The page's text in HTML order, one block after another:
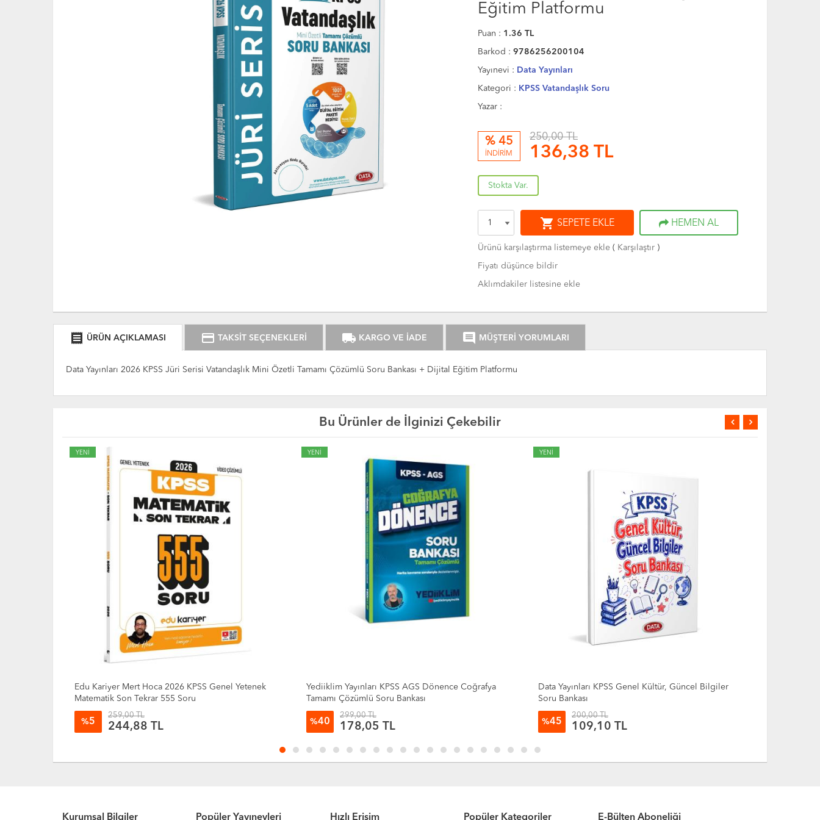
Eğitim Platformu
Puan : 1.36 TL
Barkod : 9786256200104
Yayınevi : Data Yayınları
Kategori : KPSS Vatandaşlık Soru
Yazar :
% 45
İNDİRİM
250,00 TL
136,38 TL
Stokta Var.
shopping_cart SEPETE EKLE HEMEN AL
Ürünü karşılaştırma listemeye ekle( Karşılaştır)
Fiyatı düşünce bildir
Aklımdakiler listesine ekle
receipt ÜRÜN AÇIKLAMASI credit_card TAKSİT SEÇENEKLERİ local_shipping KARGO VE İADE comment MÜŞTERİ YORUMLARI
Data Yayınları 2026 KPSS Jüri Serisi Vatandaşlık Mini Özetli Tamamı Çözümlü Soru Bankası + Dijital Eğitim Platformu
Bu Ürünler de İlginizi Çekebilir
YENİ
Edu Kariyer Mert Hoca 2026 KPSS Genel Yetenek
Matematik Son Tekrar 555 Soru
%5
259,00 TL
244,88 TL
YENİ
Yediiklim Yayınları KPSS AGS Dönence Coğrafya
Tamamı Çözümlü Soru Bankası
%40
299,00 TL
178,05 TL
YENİ
Data Yayınları KPSS Genel Kültür, Güncel Bilgiler
Soru Bankası
%45
200,00 TL
109,10 TL
Kurumsal Bilgiler Popüler Yayınevleri Hızlı Erişim Popüler Kategoriler E-Bülten Aboneliği